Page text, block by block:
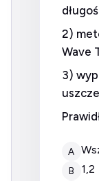
2)
Wave
3)
A
B 1,2